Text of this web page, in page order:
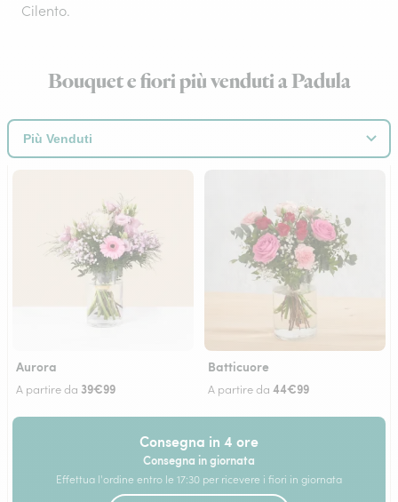
Cilento.
Bouquet e fiori più venduti a Padula
Aurora
A partire da 39€99
Batticuore
A partire da 44€99
Consegna in 4 ore
Consegna in giornata
Effettua l'ordine entro le 17:30 per ricevere i fiori in giornata